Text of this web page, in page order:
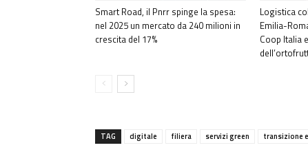
Smart Road, il Pnrr spinge la spesa:
nel 2025 un mercato da 240 milioni in
crescita del 17%
Logistica
Emilia-
Coop Italia
TAG digitale filiera servizi green transizione